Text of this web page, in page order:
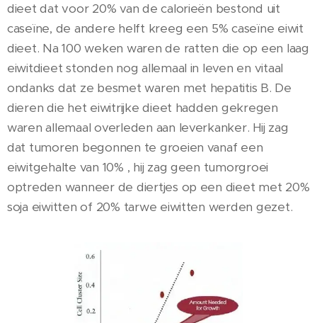
dieet dat voor 20% van de calorieën bestond uit
caseïne, de andere helft kreeg een 5% caseïne eiwit
dieet. Na 100 weken waren de ratten die op een laag
eiwitdieet stonden nog allemaal in leven en vitaal
ondanks dat ze besmet waren met hepatitis B. De
dieren die het eiwitrijke dieet hadden gekregen
waren allemaal overleden aan leverkanker. Hij zag
dat tumoren begonnen te groeien vanaf een
eiwitgehalte van 10% , hij zag geen tumorgroei
optreden wanneer de diertjes op een dieet met 20%
soja eiwitten of 20% tarwe eiwitten werden gezet.